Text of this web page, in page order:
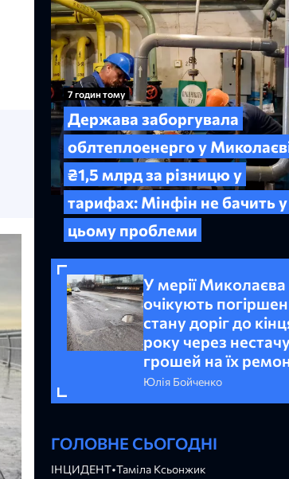
7 годин тому
Держава заборгувала
облтеплоенерго у
₴1,5 млрд за різницю у
тарифах: Мінфін не бачить у
цьому проблеми
У мерії Миколаєва
очікують
стану доріг до
року через
грошей на їх
Юлія Бойченко
ГОЛОВНЕ СЬОГОДНІ
ІНЦИДЕНТ•Таміла Ксьонжик